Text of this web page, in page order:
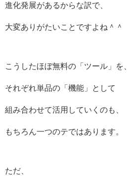
進化発展があるからな訳で、
大変ありがたいことですよね＾＾
こうしたほぼ無料の「ツール」を、
それぞれ単品の「機能」として
組み合わせて活用していくのも、
もちろん一つのテではあります。
ただ、